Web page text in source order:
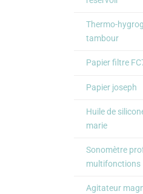
Thermo-
tambour
Papier filtre
Papier joseph
Huile de
marie
Sonomètre
multifonctions
Agitateur